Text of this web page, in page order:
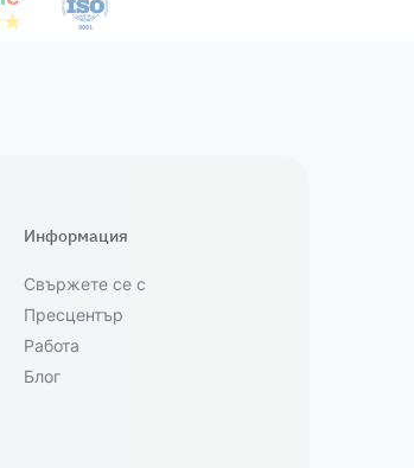
Информация
Свържете се с
Пресцентър
Работа
Блог